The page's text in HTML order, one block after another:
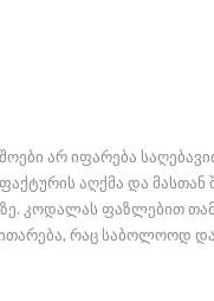
არ იფარება
აღქმა და მასთან
კოდალას ფაზლებით
რაც საბოლოოდ